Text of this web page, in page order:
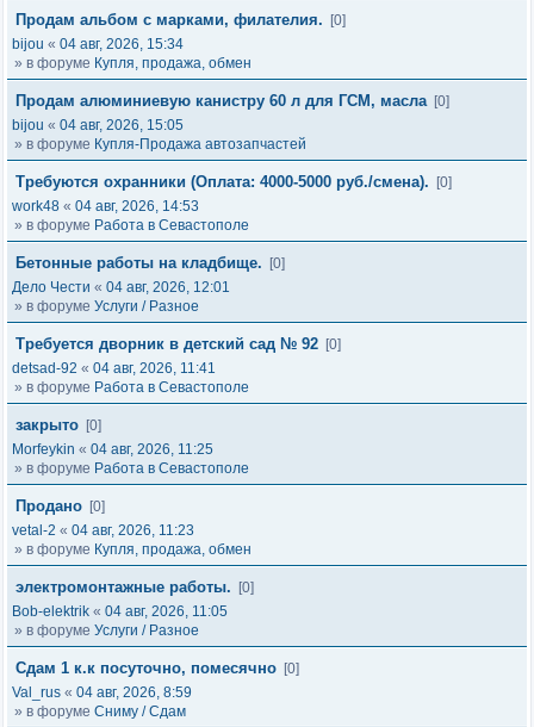
Продам альбом с марками, филателия.
[0]
bijou « 04 авг, 2026, 15:34
» в форуме Купля, продажа, обмен
Продам алюминиевую канистру 60 л для ГСМ, масла [0]
bijou « 04 авг, 2026, 15:05
» в форуме Купля-Продажа автозапчастей
Требуются охранники (Оплата: 4000-5000 руб./смена).
[0]
work48 « 04 авг, 2026, 14:53
» в форуме Работа в Севастополе
Бетонные работы на кладбище.
[0]
Дело Чести « 04 авг, 2026, 12:01
» в форуме Услуги / Разное
Требуется дворник в детский сад № 92 [0]
detsad-92 « 04 авг, 2026, 11:41
» в форуме Работа в Севастополе
закрыто [0]
Morfeykin « 04 авг, 2026, 11:25
» в форуме Работа в Севастополе
Продано [0]
vetal-2 « 04 авг, 2026, 11:23
» в форуме Купля, продажа, обмен
электромонтажные работы.
[0]
Bob-elektrik « 04 авг, 2026, 11:05
» в форуме Услуги / Разное
Сдам 1 к.к посуточно, помесячно [0]
Val_rus « 04 авг, 2026, 8:59
» в форуме Сниму / Сдам